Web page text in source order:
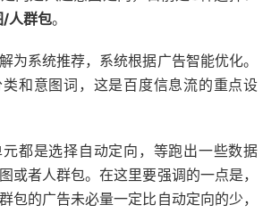
/人群包。
为系统推荐，系统根据广告智能优化。
和意图词，这是百度信息流的重点设
都是选择自动定向，等跑出一些数据
或者人群包。在这里要强调的一点是，
包的广告未必量一定比自动定向的少，